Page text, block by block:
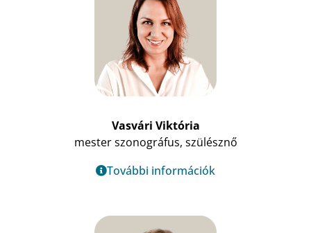
Vasvári Viktória
mester szonográfus, szülésznő
További információk